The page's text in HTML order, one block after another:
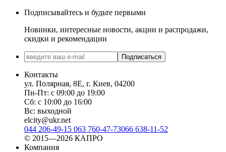
Подписывайтесь и будьте первыми
Новинки, интересные новости, акции и распродажи,
скидки и рекомендации
Подписаться
Контакты
ул. Полярная, 8Е, г. Киев, 04200
Пн-Пт: с 09:00 до 19:00
Сб: с 10:00 до 16:00
Вс: выходной
elcity@ukr.net
044 206-49-15 063 760-47-73066 638-11-52
© 2015—2026 КАПРО
Компания